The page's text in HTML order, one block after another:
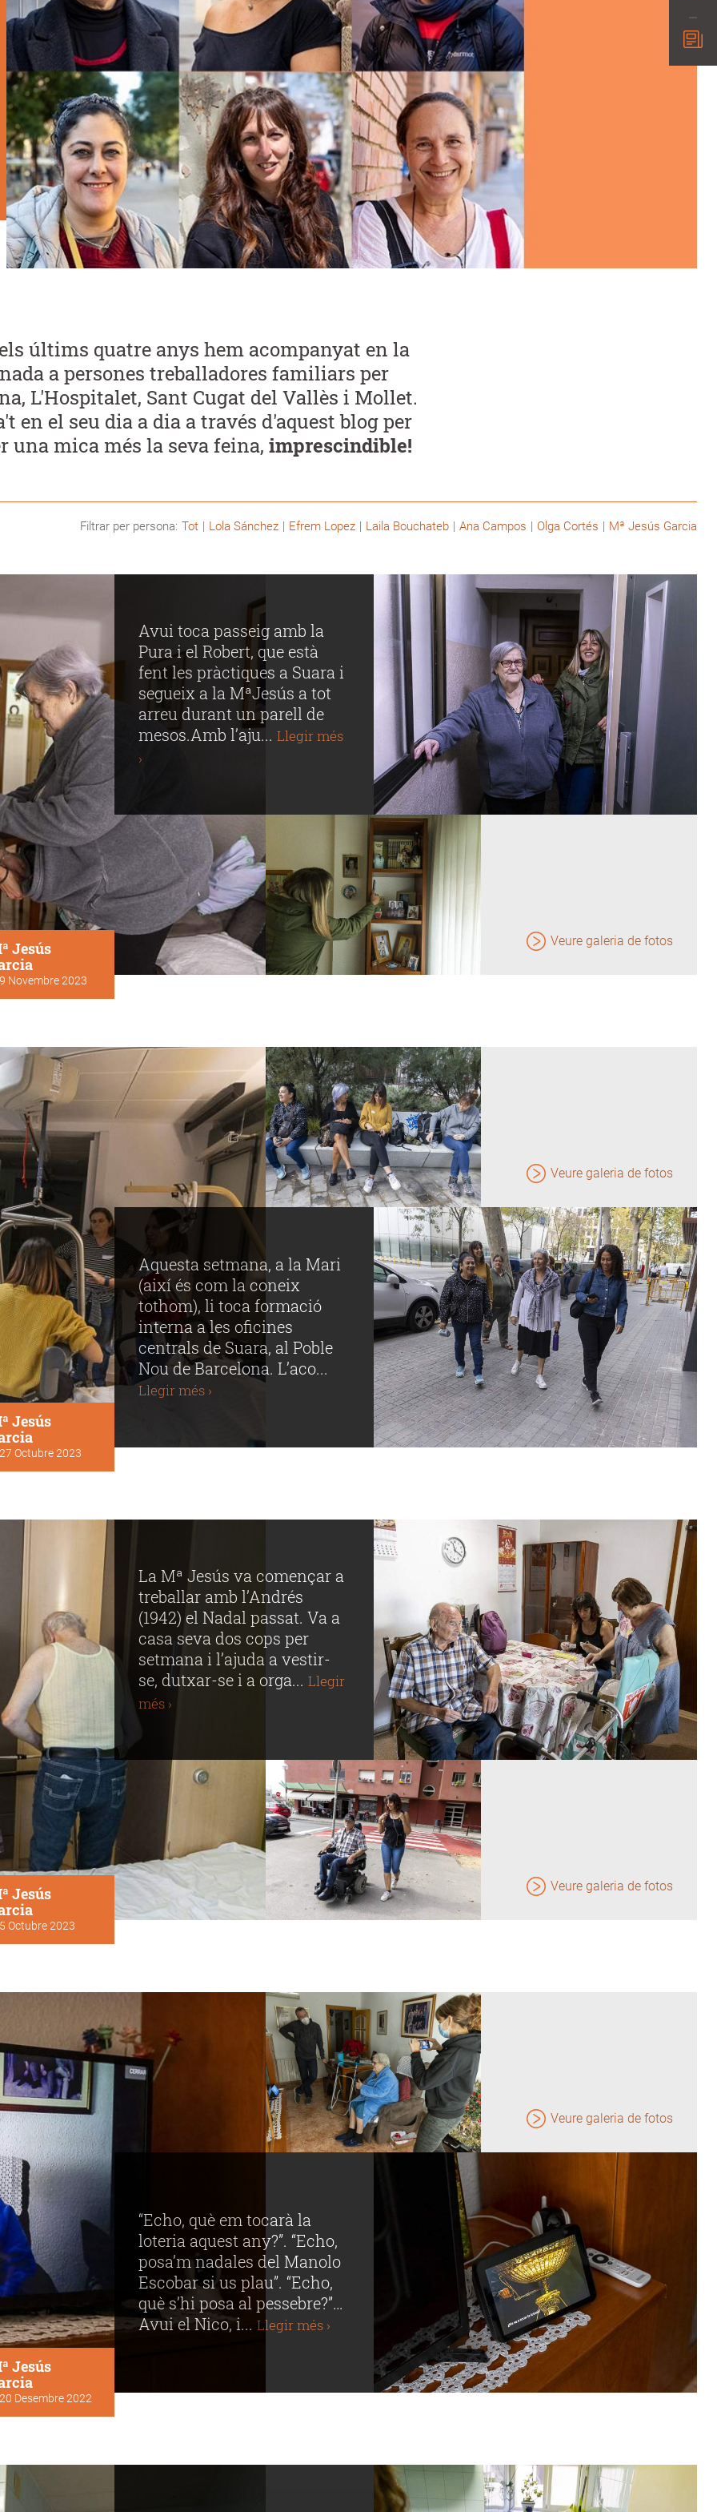
últims quatre anys hem acompanyat en la
a persones treballadores familiars per
L'Hospitalet, Sant Cugat del Vallès i Mollet.
en el seu dia a dia a través d'aquest blog per
una mica més la seva feina, imprescindible!
Filtrar per persona: Tot Lola Sánchez Efrem Lopez Laila Bouchateb Ana Campos Olga Cortés Mª Jesús Garcia
Jesús
9 Novembre 2023
Avui toca passeig amb la
Pura i el Robert, que està
fent les pràctiques a Suara i
segueix a la MªJesús a tot
arreu durant un parell de
mesos.Amb l’aju...Llegir més
›
Veure galeria de fotos
Jesús
27 Octubre 2023
Aquesta setmana, a la Mari
(així és com la coneix
tothom), li toca formació
interna a les oficines
centrals de Suara, al Poble
Nou de Barcelona. L’aco...
Llegir més ›
Veure galeria de fotos
Jesús
5 Octubre 2023
La Mª Jesús va començar a
treballar amb l’Andrés
(1942) el Nadal passat. Va a
casa seva dos cops per
setmana i l’ajuda a vestir-
se, dutxar-se i a orga...Llegir
més ›
Veure galeria de fotos
Jesús
20 Desembre 2022
“Echo, què em tocarà la
loteria aquest any?”. “Echo,
posa’m nadales del Manolo
Escobar si us plau”. “Echo,
què s’hi posa al pessebre?”…
Avui el Nico, i...Llegir més ›
Veure galeria de fotos